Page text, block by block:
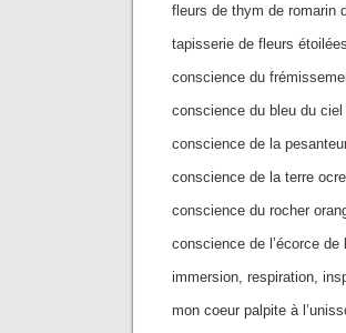
fleurs de thym de romarin
tapisserie de fleurs
conscience du
conscience du bleu du ciel
conscience de la
conscience de la terre
conscience du rocher
conscience de l’écorce de
immersion, respiration,
mon coeur palpite à